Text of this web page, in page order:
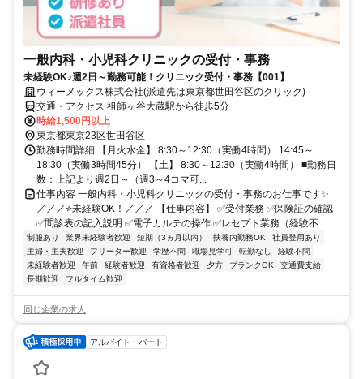
一般内科・小児科クリニックの受付・事務
未経験OK♪週2日～勤務可能！クリニック受付・事務【001】
ウィーメックス株式会社(派遣先は東京都世田谷区のクリック)
交通・アクセス 祖師ヶ谷大蔵駅から徒歩5分
時給1,500円以上
東京都東京23区世田谷区
勤務時間詳細 【月火水金】 8:30～12:30（実働4時間） 14:45～
18:30（実働3時間45分） 【土】 8:30～12:30（実働4時間） ■勤務日
数：上記より週2日～（週3～4コマ可...
仕事内容 一般内科・小児科クリニックの受付・事務のお仕事です✨
／／／⭐未経験OK！／／／ 【仕事内容】 ✅受付業務 ✅保険証の確認
✅問診表の記入説明 ✅電子カルテの操作 ✅レセプト業務（経験不...
制服あり 業界未経験者歓迎 短期（3ヵ月以内） 扶養内勤務OK
社員登用あり
主婦・主夫歓迎
フリーター歓迎 学歴不問 職場見学可 転勤なし
経験不問
未経験者歓迎
午前 経験者歓迎 有資格者歓迎 夕方 ブランクOK
交通費支給
長期歓迎
フルタイム歓迎
同じ企業の求人
アルバイト・パート